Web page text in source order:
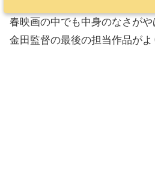
春映画の中でも中身のなさがや
金田監督の最後の担当作品が